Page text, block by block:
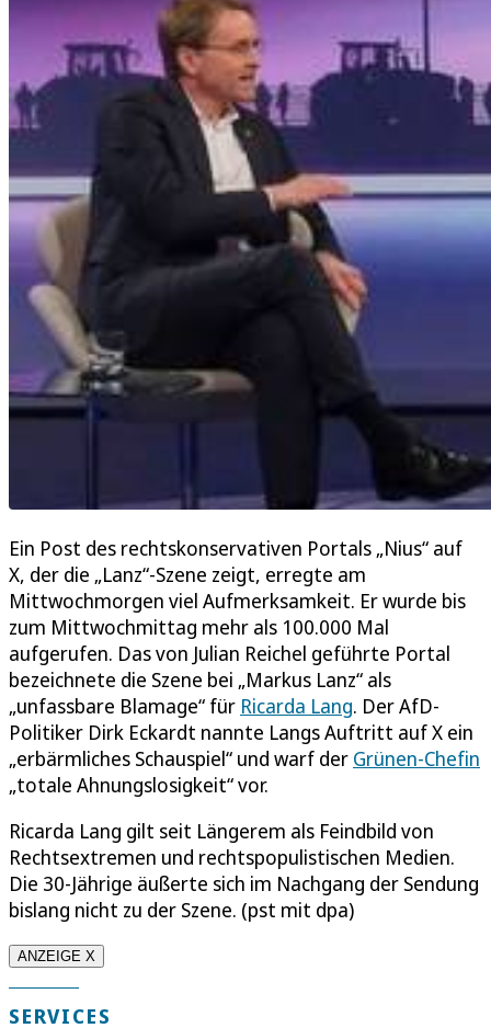
Ein Post des rechtskonservativen Portals „Nius“ auf
X, der die „Lanz“-Szene zeigt, erregte am
Mittwochmorgen viel Aufmerksamkeit. Er wurde bis
zum Mittwochmittag mehr als 100.000 Mal
aufgerufen. Das von Julian Reichel geführte Portal
bezeichnete die Szene bei „Markus Lanz“ als
„unfassbare Blamage“ für Ricarda Lang. Der AfD-
Politiker Dirk Eckardt nannte Langs Auftritt auf X ein
„erbärmliches Schauspiel“ und warf der Grünen-Chefin
„totale Ahnungslosigkeit“ vor.
Ricarda Lang gilt seit Längerem als Feindbild von
Rechtsextremen und rechtspopulistischen Medien.
Die 30-Jährige äußerte sich im Nachgang der Sendung
bislang nicht zu der Szene. (pst mit dpa)
ANZEIGE X
SERVICES